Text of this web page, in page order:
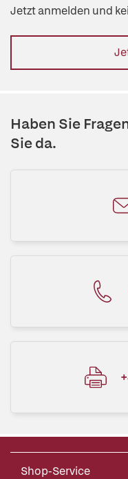
Jetzt anmelden und
Haben Sie
Sie da.
Shop-Service